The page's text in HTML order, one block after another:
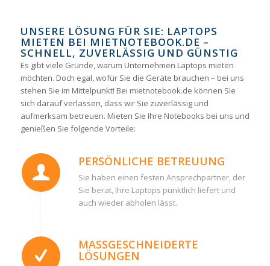
UNSERE LÖSUNG FÜR SIE: LAPTOPS
MIETEN BEI MIETNOTEBOOK.DE –
SCHNELL, ZUVERLÄSSIG UND GÜNSTIG
Es gibt viele Gründe, warum Unternehmen Laptops mieten
möchten. Doch egal, wofür Sie die Geräte brauchen – bei uns
stehen Sie im Mittelpunkt! Bei mietnotebook.de können Sie
sich darauf verlassen, dass wir Sie zuverlässig und
aufmerksam betreuen. Mieten Sie Ihre Notebooks bei uns und
genießen Sie folgende Vorteile:
PERSÖNLICHE BETREUUNG
Sie haben einen festen Ansprechpartner, der
Sie berät, Ihre Laptops pünktlich liefert und
auch wieder abholen lässt.
MASSGESCHNEIDERTE L
ÖSUNGEN